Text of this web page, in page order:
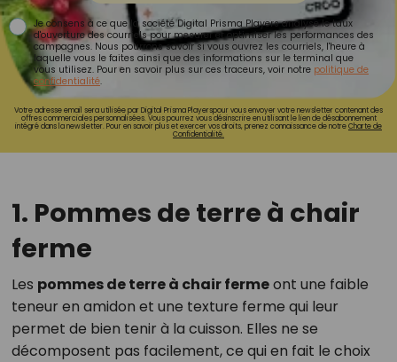
Je consens à ce que la société Digital Prisma Players analyse le taux
d'ouverture des courriels pour mesurer et optimiser les performances des
campagnes. Nous pourrons savoir si vous ouvrez les courriels, l'heure à
laquelle vous le faites ainsi que des informations sur le terminal que
vous utilisez. Pour en savoir plus sur ces traceurs, voir notre politique de
confidentialité.
Votre adresse email sera utilisée par Digital Prisma Playerspour vous envoyer votre newsletter contenant des
offres commerciales personnalisées. Vous pourrez vous désinscrire en utilisant le lien de désabonnement
intégré dans la newsletter. Pour en savoir plus et exercer vos droits, prenez connaissance de notreCharte de
Confidentialité.
1. Pommes de terre à chair
ferme
Les pommes de terre à chair fermeont une faible
teneur en amidon et une texture ferme qui leur
permet de bien tenir à la cuisson. Elles ne se
décomposent pas facilement, ce qui en fait le choix